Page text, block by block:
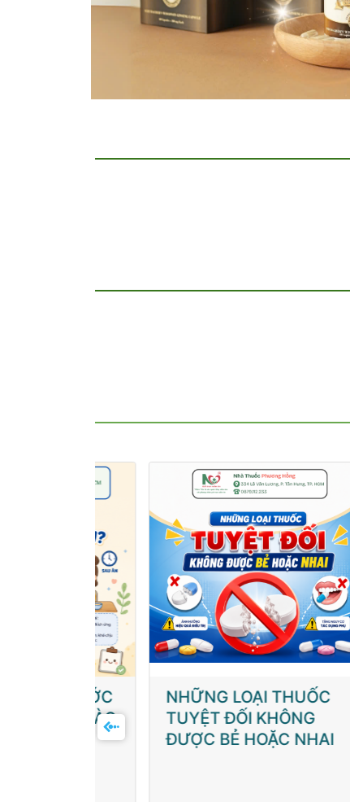
NHỮNG LOẠI THUỐC
TUYỆT ĐỐI KHÔNG
ĐƯỢC BẺ HOẶC NHAI